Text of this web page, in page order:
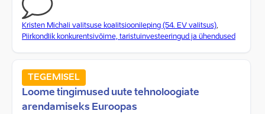
Kristen Michali valitsuse koalitsioonileping (54. EV valitsus),
Piirkondlik konkurentsivõime, taristuinvesteeringud ja ühendused
TEGEMISEL
Loome tingimused uute tehnoloogiate
arendamiseks Euroopas